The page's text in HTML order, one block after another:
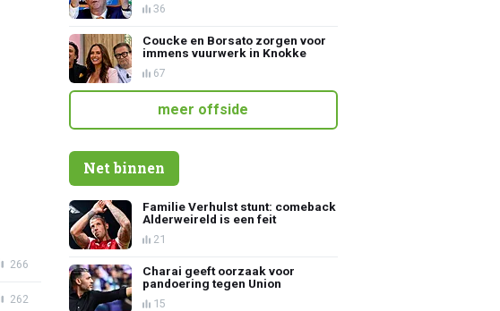
266
262
36
Coucke en Borsato zorgen voor
immens vuurwerk in Knokke
67
meer offside
Net binnen
Familie Verhulst stunt: comeback
Alderweireld is een feit
21
Charai geeft oorzaak voor
pandoering tegen Union
15